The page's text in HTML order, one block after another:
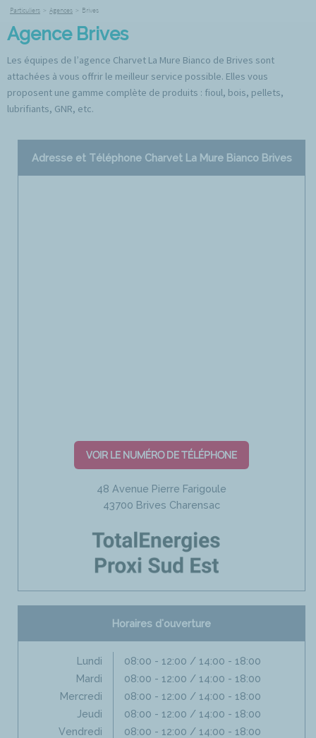
Particuliers > Agences > Brives
Agence Brives
Les équipes de l’agence Charvet La Mure Bianco de Brives sont
attachées à vous offrir le meilleur service possible. Elles vous
proposent une gamme complète de produits : fioul, bois, pellets,
lubrifiants, GNR, etc.
Adresse et Téléphone Charvet La Mure Bianco Brives
VOIR LE NUMÉRO DE TÉLÉPHONE
48 Avenue Pierre Farigoule
43700 Brives Charensac
Horaires d'ouverture
Lundi
08:00 - 12:00 / 14:00 - 18:00
Mardi
08:00 - 12:00 / 14:00 - 18:00
Mercredi
08:00 - 12:00 / 14:00 - 18:00
Jeudi
08:00 - 12:00 / 14:00 - 18:00
Vendredi
08:00 - 12:00 / 14:00 - 18:00